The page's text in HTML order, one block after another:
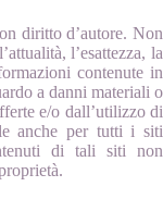
diritto d’autore. Non
l’esattezza, la
contenute in
a danni materiali o
e/o dall’utilizzo di
anche per tutti i siti
di tali siti non